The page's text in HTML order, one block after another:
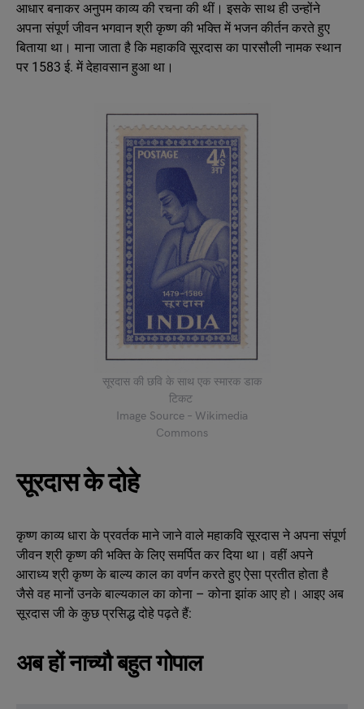
आधार बनाकर अनुपम काव्य की रचना की थीं। इसके साथ ही उन्होंने
अपना संपूर्ण जीवन भगवान श्री कृष्ण की भक्ति में भजन कीर्तन करते हुए
बिताया था। माना जाता है कि महाकवि सूरदास का पारसौली नामक स्थान
पर 1583 ई. में देहावसान हुआ था।
सूरदास की छवि के साथ एक स्मारक डाक
टिकट
Image Source – Wikimedia
Commons
सूरदास के दोहे
कृष्ण काव्य धारा के प्रवर्तक माने जाने वाले महाकवि सूरदास ने अपना संपूर्ण
जीवन श्री कृष्ण की भक्ति के लिए समर्पित कर दिया था। वहीं अपने
आराध्य श्री कृष्ण के बाल्य काल का वर्णन करते हुए ऐसा प्रतीत होता है
जैसे वह मानों उनके बाल्यकाल का कोना – कोना झांक आए हो। आइए अब
सूरदास जी के कुछ प्रसिद्ध दोहे पढ़ते हैं:
अब हों नाच्यौ बहुत गोपाल